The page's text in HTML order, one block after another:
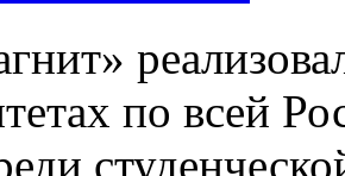
по всей